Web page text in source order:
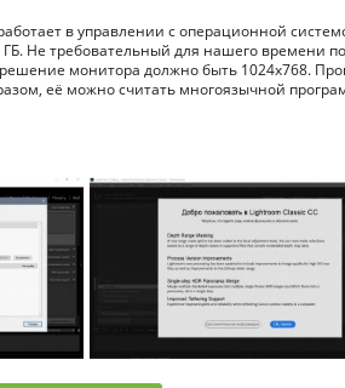
в управлении с операционной
Не требовательный для нашего времени
монитора должно быть 1024x768.
её можно считать многоязычной